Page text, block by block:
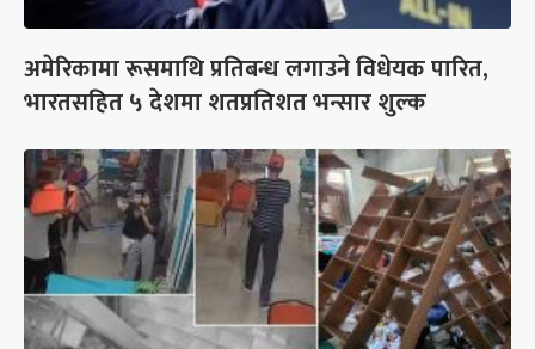
अमेरिकामा रूसमाथि प्रतिबन्ध लगाउने विधेयक पारित,
भारतसहित ५ देशमा शतप्रतिशत भन्सार शुल्क